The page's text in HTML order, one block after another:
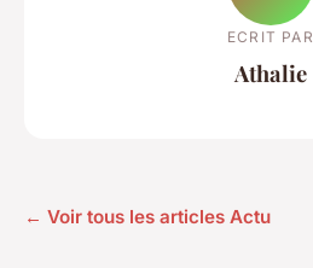
ECRIT PAR
Athalie
← Voir tous les articles Actu